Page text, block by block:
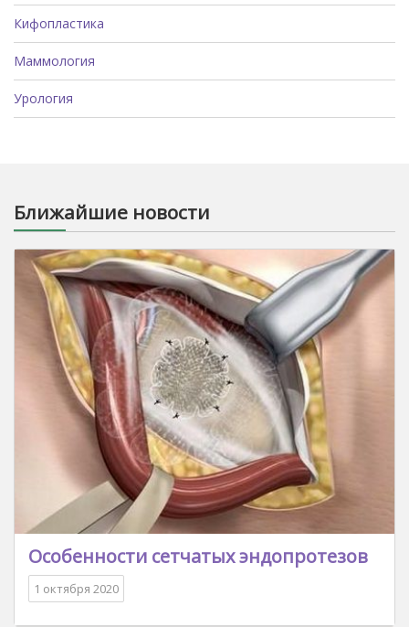
Кифопластика
Маммология
Урология
Ближайшие новости
Особенности сетчатых эндопротезов
1 октября 2020